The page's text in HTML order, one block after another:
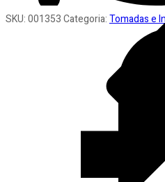
Ferramentas
SKU:001353Categoria:Tomadas e